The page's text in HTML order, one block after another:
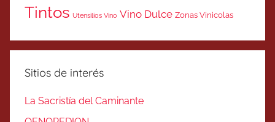
Tintos Utensilios Vino Vino Dulce Zonas Vinicolas
Sitios de interés
La Sacristía del Caminante